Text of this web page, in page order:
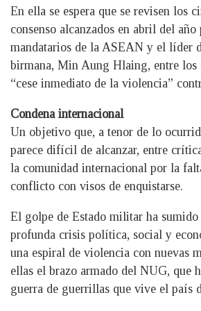
En ella se espera que se revisen los
consenso alcanzados en abril del año
mandatarios de la ASEAN y el líder
birmana, Min Aung Hlaing, entre los
“cese inmediato de la violencia”
Condena internacional
Un objetivo que, a tenor de lo
parece difícil de alcanzar, entre
la comunidad internacional por la
conflicto con visos de enquistarse.
El golpe de Estado militar ha
profunda crisis política, social y
una espiral de violencia con nuevas
ellas el brazo armado del NUG, que
guerra de guerrillas que vive el país